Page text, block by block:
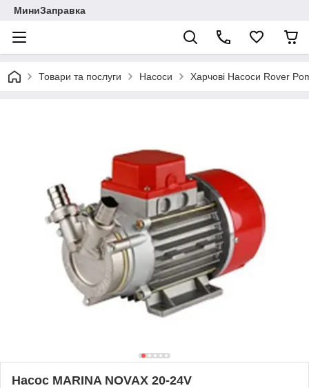
МиниЗаправка
Товари та послуги Насоси Харчові Насоси Rover
Насос MARINA NOVAX 20-24V